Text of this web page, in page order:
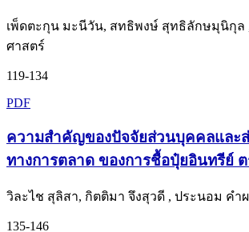
เพ็ดตะกุน มะนีวัน, สทธิพงษ์ สุทธิลักษมุนิกุล ,
ศาสตร์
119-134
PDF
ความสำคัญของปัจจัยส่วนบุคคลและ
ทางการตลาด ของการชื้อปุ๋ยอินทรีย์
วิละไช สุลิสา, กิตติมา จึงสุวดี , ประนอม คำ
135-146